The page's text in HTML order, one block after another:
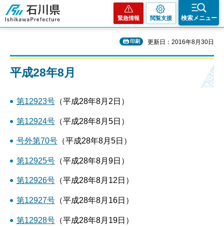
石川県
緊急情報 閲覧支援 検索メニュー
印刷 更新日：2016年8月30日
平成28年8月
第12923号（平成28年8月2日）
第12924号（平成28年8月5日）
号外第70号（平成28年8月5日）
第12925号（平成28年8月9日）
第12926号（平成28年8月12日）
第12927号（平成28年8月16日）
第12928号（平成28年8月19日）